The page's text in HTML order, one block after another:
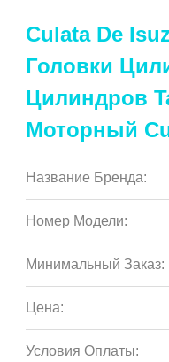
Culata De
Головки
Цилиндров
Моторный
Название Бренда:
Номер Модели:
Минимальный Заказ:
Цена:
Условия Оплаты: